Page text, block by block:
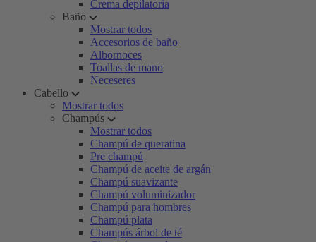
Crema depilatoria
Baño
Mostrar todos
Accesorios de baño
Albornoces
Toallas de mano
Neceseres
Cabello
Mostrar todos
Champús
Mostrar todos
Champú de queratina
Pre champú
Champú de aceite de argán
Champú suavizante
Champú voluminizador
Champú para hombres
Champú plata
Champús árbol de té